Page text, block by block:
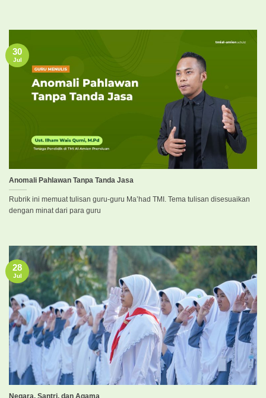
Anomali Pahlawan Tanpa Tanda Jasa
Rubrik ini memuat tulisan guru-guru Ma’had TMI. Tema tulisan disesuaikan
dengan minat dari para guru
30
Jul
28
Jul